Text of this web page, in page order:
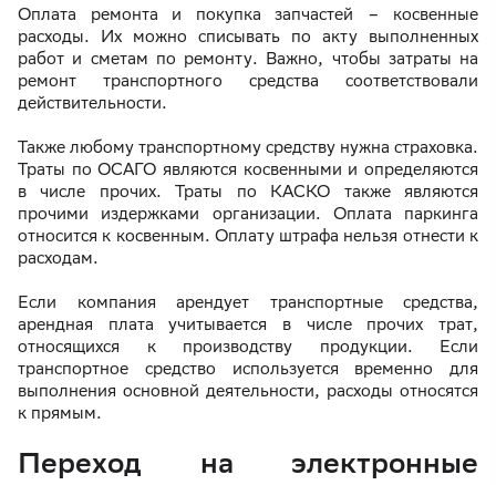
Оплата ремонта и покупка запчастей – косвенные
расходы. Их можно списывать по акту выполненных
работ и сметам по ремонту. Важно, чтобы затраты на
ремонт транспортного средства соответствовали
действительности.
Также любому транспортному средству нужна страховка.
Траты по ОСАГО являются косвенными и определяются
в числе прочих. Траты по КАСКО также являются
прочими издержками организации. Оплата паркинга
относится к косвенным. Оплату штрафа нельзя отнести к
расходам.
Если компания арендует транспортные средства,
арендная плата учитывается в числе прочих трат,
относящихся к производству продукции. Если
транспортное средство используется временно для
выполнения основной деятельности, расходы относятся
к прямым.
Переход на электронные